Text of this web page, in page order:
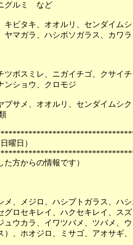
グルミ など
キビタキ、オオルリ、センダイム
マガラ、ハシボソガラス、カワ
ツボスミレ、ニガイチゴ、クサイ
ショウ、クロモジ
ブサメ、オオルリ、センダイムシ
月20日 （日
た方からの情報です）
メ、メジロ、ハシブトガラス、ハ
ロセキレイ、ハクセキレイ、スズ
ウカラ、イワツバメ、ツバメ、ウ
、ホオジロ、ミサゴ、アオサギ、